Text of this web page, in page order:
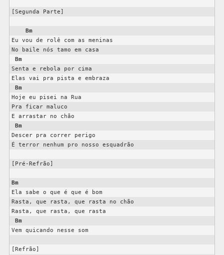
[Segunda Parte]
Bm
Eu vou de rolê com as meninas
No baile nós tamo em casa
Bm
Senta e rebola por cima
Elas vai pra pista e embraza
Bm
Hoje eu pisei na Rua
Pra ficar maluco
E arrastar no chão
Bm
Descer pra correr perigo
É terror nenhum pro nosso esquadrão
[Pré-Refrão]
Bm
Ela sabe o que é que é bom
Rasta, que rasta, que rasta no chão
Rasta, que rasta, que rasta
Bm
Vem quicando nesse som
[Refrão]